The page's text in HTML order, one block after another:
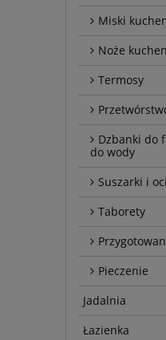
Miski
Noże
Termosy
Dzbanki do
do wody
Suszarki i
Taborety
Pieczenie
Jadalnia
Łazienka